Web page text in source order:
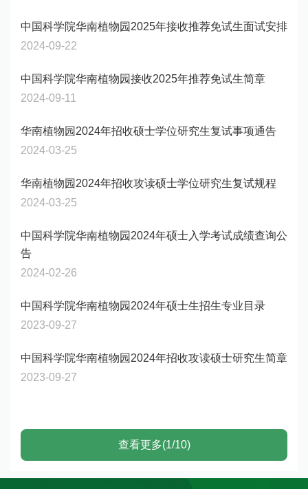
中国科学院华南植物园2025年接收推荐免试生面试安排
2024-09-22
中国科学院华南植物园接收2025年推荐免试生简章
2024-09-11
华南植物园2024年招收硕士学位研究生复试事项通告
2024-03-25
华南植物园2024年招收攻读硕士学位研究生复试规程
2024-03-25
中国科学院华南植物园2024年硕士入学考试成绩查询公
告
2024-02-26
中国科学院华南植物园2024年硕士生招生专业目录
2023-09-27
中国科学院华南植物园2024年招收攻读硕士研究生简章
2023-09-27
查看更多(1/10)